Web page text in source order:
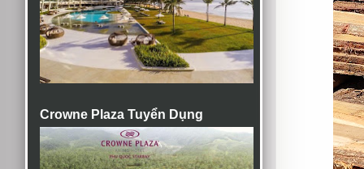
Crowne Plaza Tuyển Dụng